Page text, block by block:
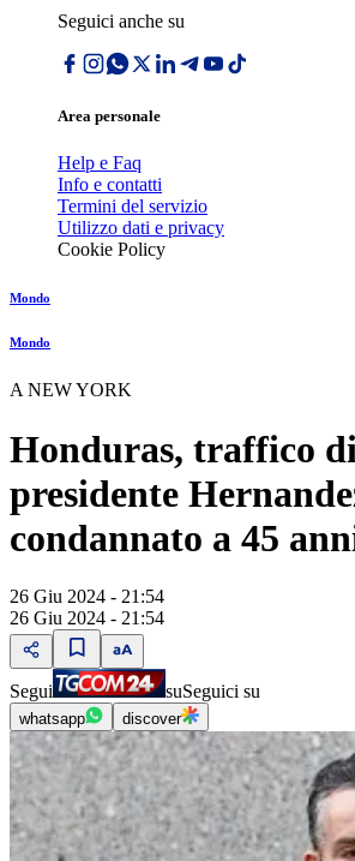
Seguici anche su
Area personale
Help e Faq
Info e contatti
Termini del servizio
Utilizzo dati e privacy
Cookie Policy
Mondo
Mondo
A NEW YORK
Honduras, traffico
presidente
condannato a 45
26 Giu 2024 - 21:54
26 Giu 2024 - 21:54
Segui suSeguici su
whatsapp discover